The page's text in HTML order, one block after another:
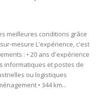
meilleures conditions grâce
mesure L'expérience, c'est
: • 20 ans d'expérience
informatiques et postes de
ou logistiques
• 344 km...